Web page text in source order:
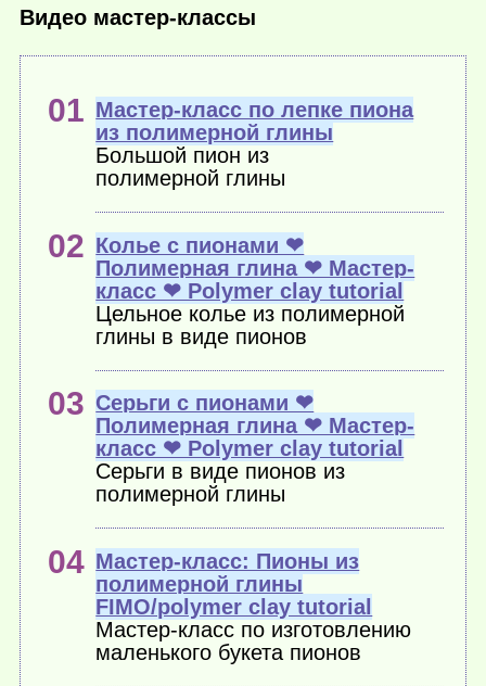
Видео мастер-классы
Мастер-класс по лепке пиона
из полимерной глины
Большой пион из
полимерной глины
Колье с пионами ❤
Полимерная глина ❤ Мастер-
класс ❤ Polymer clay tutorial
Цельное колье из полимерной
глины в виде пионов
Серьги с пионами ❤
Полимерная глина ❤ Мастер-
класс ❤ Polymer clay tutorial
Серьги в виде пионов из
полимерной глины
Мастер-класс: Пионы из
полимерной глины
FIMO/polymer clay tutorial
Мастер-класс по изготовлению
маленького букета пионов